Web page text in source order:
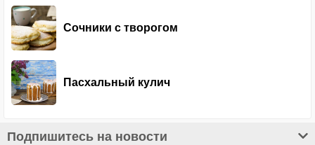
Сочники с творогом
Пасхальный кулич
Подпишитесь на новости